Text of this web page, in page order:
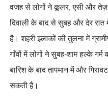
वजह से लोगों ने कूलर, एसी और तेज़
दिवाली के बाद से सुबह और देर रात
है। शहरी इलाकों की तुलना में
गाँवों में लोगों ने सुबह-शाम हल्के
बारिश के बाद तापमान में और
सकती है।